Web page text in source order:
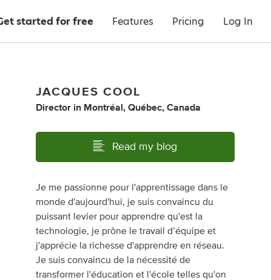
started for free Features Pricing Log In
JACQUES COOL
Director in Montréal, Québec, Canada
Read my blog
Je me passionne pour l'apprentissage dans le
monde d'aujourd'hui, je suis convaincu du
puissant levier pour apprendre qu'est la
technologie, je prône le travail d’équipe et
j'apprécie la richesse d'apprendre en réseau.
Je suis convaincu de la nécessité de
transformer l'éducation et l'école telles qu'on